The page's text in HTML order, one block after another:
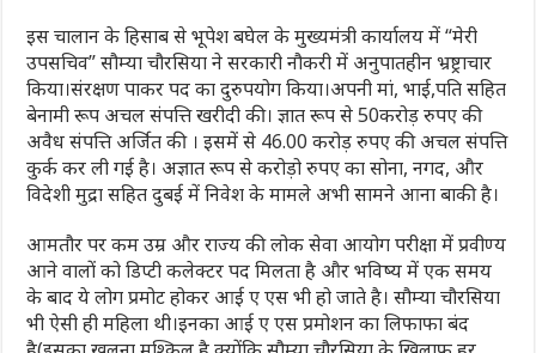
इस चालान के हिसाब से भूपेश बघेल के मुख्यमंत्री कार्यालय में “मेरी
उपसचिव” सौम्या चौरसिया ने सरकारी नौकरी में अनुपातहीन भ्रष्ट्राचार
किया।संरक्षण पाकर पद का दुरुपयोग किया।अपनी मां, भाई,पति सहित
बेनामी रूप अचल संपत्ति खरीदी की। ज्ञात रूप से 50करोड़ रुपए की
अवैध संपत्ति अर्जित की । इसमें से 46.00 करोड़ रुपए की अचल संपत्ति
कुर्क कर ली गई है। अज्ञात रूप से करोड़ो रुपए का सोना, नगद, और
विदेशी मुद्रा सहित दुबई में निवेश के मामले अभी सामने आना बाकी है।
आमतौर पर कम उम्र और राज्य की लोक सेवा आयोग परीक्षा में प्रवीण्य
आने वालों को डिप्टी कलेक्टर पद मिलता है और भविष्य में एक समय
के बाद ये लोग प्रमोट होकर आई ए एस भी हो जाते है। सौम्या चौरसिया
भी ऐसी ही महिला थी।इनका आई ए एस प्रमोशन का लिफाफा बंद